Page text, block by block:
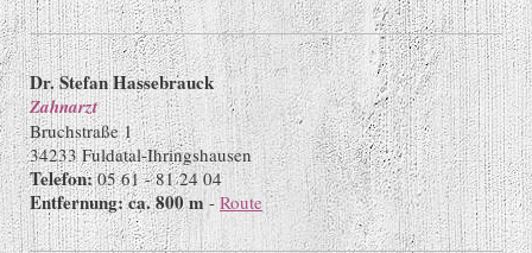
Dr. Stefan Hassebrauck
Zahnarzt
Bruchstraße 1
34233 Fuldatal-Ihringshausen
Telefon:05 61 - 81 24 04
Entfernung: ca. 800 m - Route